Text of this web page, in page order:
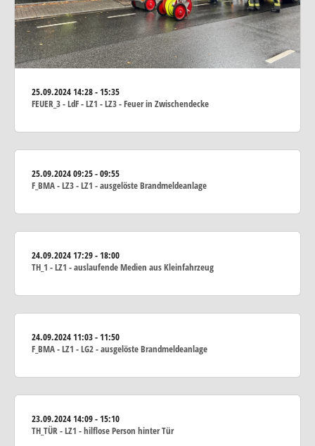
25.09.202414:28 - 15:35
FEUER_3 - LdF - LZ1 - LZ3 - Feuer in Zwischendecke
25.09.202409:25 - 09:55
F_BMA - LZ3 - LZ1 - ausgelöste Brandmeldeanlage
24.09.202417:29 - 18:00
TH_1 - LZ1 - auslaufende Medien aus Kleinfahrzeug
24.09.202411:03 - 11:50
F_BMA - LZ1 - LG2 - ausgelöste Brandmeldeanlage
23.09.202414:09 - 15:10
TH_TÜR - LZ1 - hilflose Person hinter Tür